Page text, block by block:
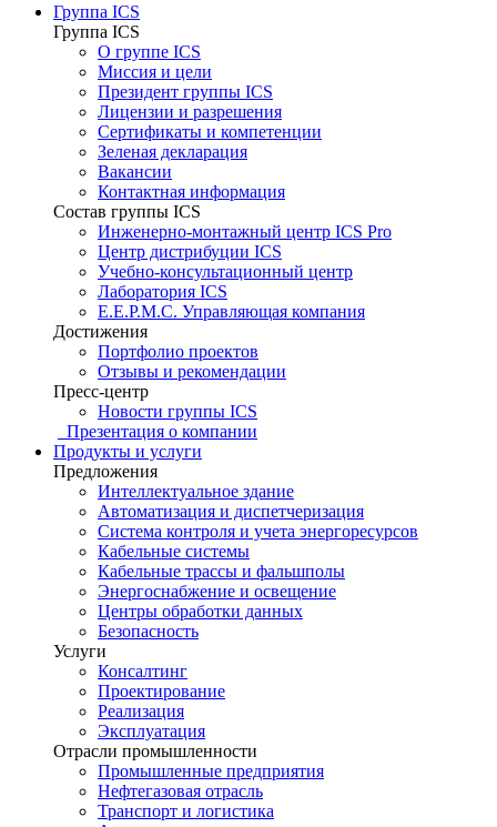
Группа ICS
Группа ICS
О группе ICS
Миссия и цели
Президент группы ICS
Лицензии и разрешения
Сертификаты и компетенции
Зеленая декларация
Вакансии
Контактная информация
Состав группы ICS
Инженерно-монтажный центр ICS Pro
Центр дистрибуции ICS
Учебно-консультационный центр
Лаборатория ICS
E.E.P.M.C. Управляющая компания
Достижения
Портфолио проектов
Отзывы и рекомендации
Пресс-центр
Новости группы ICS
Презентация о компании
Продукты и услуги
Предложения
Интеллектуальное здание
Автоматизация и диспетчеризация
Система контроля и учета энергоресурсов
Кабельные системы
Кабельные трассы и фальшполы
Энергоснабжение и освещение
Центры обработки данных
Безопасность
Услуги
Консалтинг
Проектирование
Реализация
Эксплуатация
Отрасли промышленности
Промышленные предприятия
Нефтегазовая отрасль
Транспорт и логистика